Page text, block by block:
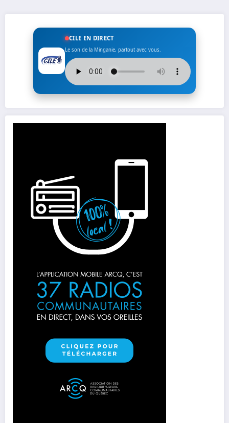
CILE EN DIRECT
Le son de la Minganie, partout avec vous.